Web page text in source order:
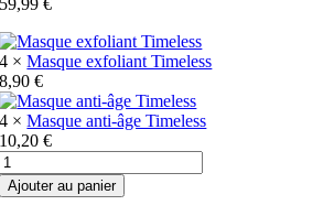
59,99€
4 ×Masque exfoliant Timeless
8,90€
4 ×Masque anti-âge Timeless
10,20€
Ajouter au panier